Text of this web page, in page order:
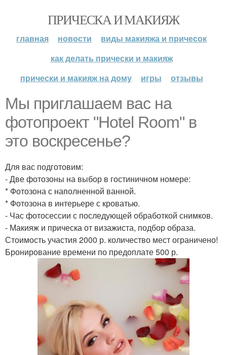
ПРИЧЕСКА И МАКИЯЖ
главная новости
виды макияжа и причесок
как делать прически и макияж
прически и макияж на дому
игры отзывы
Мы приглашаем вас на
фотопроект "Hotel Room" в
это воскресенье?
Для вас подготовим:
- Две фотозоны на выбор в гостиничном номере:
* Фотозона с наполненной ванной.
* Фотозона в интерьере с кроватью.
- Час фотосессии с последующей обработкой снимков.
- Макияж и прическа от визажиста, подбор образа.
Стоимость участия 2000 р. количество мест ограничено!
Бронирование времени по предоплате 500 р.